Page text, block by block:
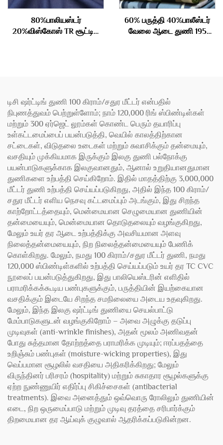
80%பாலியஸ்டர்
20%விஸ்கோஸ் TR சூட்டிங்
60% பருத்தி 40%பாலீஸ்டர்
வேலை ஆடை துணி 195
டிசி ஷர்ட்டிங் துணி 100 கிராம்/சதுர மீட்டர் என்பதில்
நிபுணத்துவம் பெற்றுள்ளோம்; நாம் 120,000 ரிங் ஸ்பிண்டிள்கள்
மற்றும் 300 ஏர்ஜெட் லூம்கள் கொண்ட பெரும் தயாரிப்பு
உள்கட்டமைப்பைப் பயன்படுத்தி, வெயில் காலத்திற்கான
சட்டைகள், விடுதலை உடைகள் மற்றும் சுவாசிக்கும் தன்மையும்,
வசதியும் முக்கியமாக இருக்கும் இலகு துணி பல்நோக்கு
பயன்பாடுகளுக்காக இலகுவானதும், ஆனால் உறுதியானதுமான
துணிகளை உற்பத்தி செய்கிறோம். இதில் மாதத்திற்கு 3,000,000
மீட்டர் துணி உற்பத்தி செய்யப்படுகிறது, அதில் இந்த 100 கிராம்/
சதுர மீட்டர் எளிய நெசவு கட்டமைப்பும் அடங்கும், இது சிறந்த
காற்றோட்டத்தையும், மென்மையான செழுமையான துணியின்
தன்மையையும், மென்மையான தொடுதலையும் வழங்குகிறது,
மேலும் உயர் தர ஆடை உற்பத்திக்கு அவசியமான அளவு
நிலைத்தன்மையையும், நிற நிலைத்தன்மையையும் பேணிக்
கொள்கிறது. மேலும், நமது 100 கிராம்/சதுர மீட்டர் துணி, நமது
120,000 ஸ்பிண்டிள்களில் உற்பத்தி செய்யப்படும் உயர் தர TC CVC
நூலைப் பயன்படுத்துகிறது, இது பாலியெஸ்டரின் எளிதில்
பராமரிக்கக்கூடிய பண்புகளுக்கும், பருத்தியின் இயற்கையான
வசதிக்கும் இடையே சிறந்த சமநிலையை அடைய உதவுகிறது.
மேலும், இந்த இலகு ஷர்ட்டிங் துணியை செயல்பாட்டு
மேம்பாடுகளுடன் வழங்குகிறோம் – அவை அழுக்கு தடுப்பு
முடிவுகள் (anti-wrinkle finishes), அதன் மூலம் அணிவதன்
போது சுத்தமான தோற்றத்தை பராமரிக்க முடியும்; ஈரப்பதத்தை
உறிஞ்சும் பண்புகள் (moisture-wicking properties), இது
வெப்பமான சூழலில் வசதியை அதிகரிக்கிறது; மேலும்
விருந்தினர் பரிசரம் (hospitality) மற்றும் சுகாதார சூழல்களுக்கு
ஏற்ற நுண்ணுயிர் எதிர்ப்பு சிகிச்சைகள் (antibacterial
treatments). இவை அனைத்தும் ஒவ்வொரு ரோலிலும் துணியின்
எடை, நிற ஒருமைப்பாடு மற்றும் முடிவு தரத்தை சரிபார்க்கும்
திறமையான தர ஆய்வுக் குழுவால் ஆதரிக்கப்படுகின்றன.